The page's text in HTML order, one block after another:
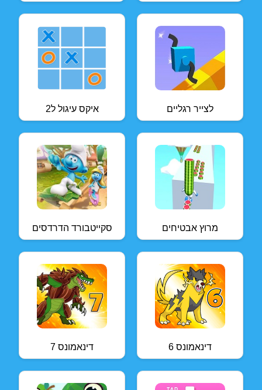
איקס עיגול ל2 לצייר רגליים
סקייטבורד הדרדסים מרוץ אבטיחים
דינאמונס 7 דינאמונס 6